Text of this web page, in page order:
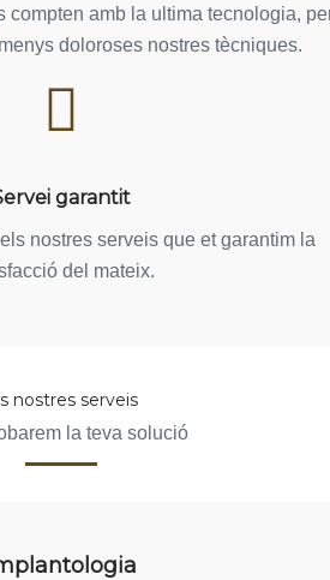
a tratar mi boca me ha
confianza e ilusión que nadie
y unas maravillosas
compten amb la ultima tecnologia,
doloroses nostres tècniques.
garantit
nostres serveis que et garantim la
del mateix.
nostres serveis
la teva solució